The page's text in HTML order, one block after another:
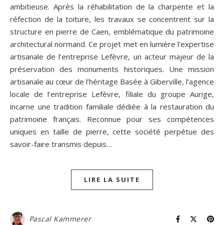
ambitieuse. Après la réhabilitation de la charpente et la
réfection de la toiture, les travaux se concentrent sur la
structure en pierre de Caen, emblématique du patrimoine
architectural normand. Ce projet met en lumière l’expertise
artisanale de l’entreprise Lefèvre, un acteur majeur de la
préservation des monuments historiques. Une mission
artisanale au cœur de l’héritage Basée à Giberville, l’agence
locale de l’entreprise Lefèvre, filiale du groupe Aurige,
incarne une tradition familiale dédiée à la restauration du
patrimoine français. Reconnue pour ses compétences
uniques en taille de pierre, cette société perpétue des
savoir-faire transmis depuis…
LIRE LA SUITE
Pascal Kammerer